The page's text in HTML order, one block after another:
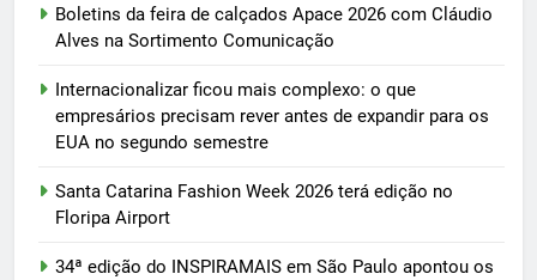
Boletins da feira de calçados Apace 2026 com Cláudio
Alves na Sortimento Comunicação
Internacionalizar ficou mais complexo: o que
empresários precisam rever antes de expandir para os
EUA no segundo semestre
Santa Catarina Fashion Week 2026 terá edição no
Floripa Airport
34ª edição do INSPIRAMAIS em São Paulo apontou os